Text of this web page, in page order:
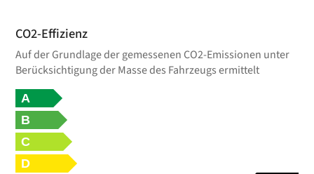
CO2-Effizienz
Auf der Grundlage der gemessenen CO2-Emissionen unter
Berücksichtigung der Masse des Fahrzeugs ermittelt
A
B
C
D